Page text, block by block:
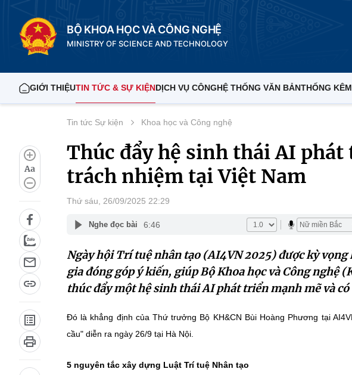
BỘ KHOA HỌC VÀ CÔNG NGHỆ
MINISTRY OF SCIENCE AND TECHNOLOGY
GIỚI THIỆUTIN TỨC & SỰ KIỆNDỊCH VỤ CÔNGHỆ THỐNG VĂN BẢNTHỐNG KÊ
Aa
Tin tức Sự kiện Khoa học và Công nghệ
Thúc đẩy hệ sinh thái AI
trách nhiệm tại Việt Nam
Thứ sáu, 26/09/2025 22:29
Nghe đọc bài 6:46
Ngày hội Trí tuệ nhân tạo (AI4VN 2025) được kỳ vọng
gia đóng góp ý kiến, giúp Bộ Khoa học và Công nghệ
thúc đẩy một hệ sinh thái AI phát triển mạnh mẽ và
Đó là khẳng định của Thứ trưởng Bộ KH&CN Bùi Hoàng Phương tại
cầu" diễn ra ngày 26/9 tại Hà Nội.
5 nguyên tắc xây dựng Luật Trí tuệ Nhân tạo